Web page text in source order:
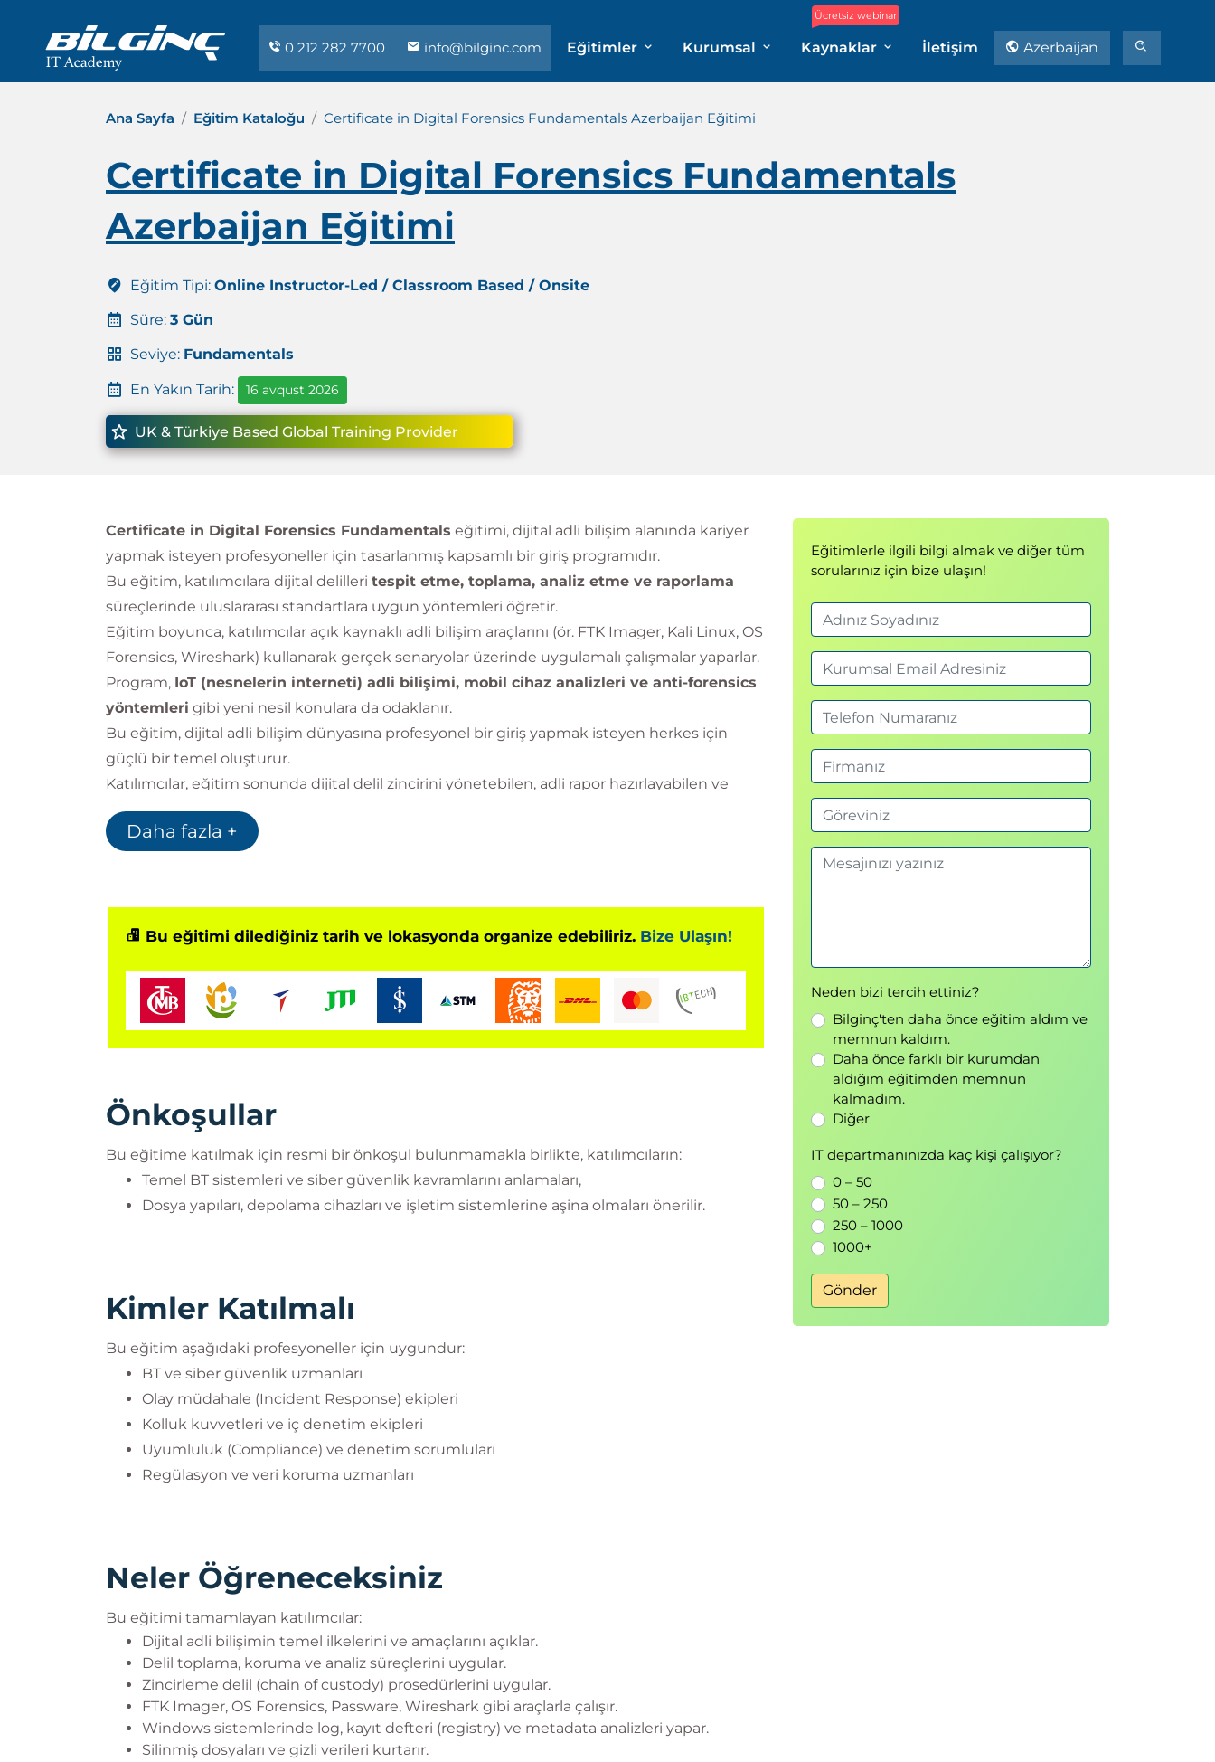
0 212 282 7700 info@bilginc.com Eğitimler Kurumsal
Ücretsiz webinar
Kaynaklar İletişim Azerbaijan
Ana Sayfa Eğitim Kataloğu Certificate in Digital Forensics Fundamentals Azerbaijan Eğitimi
Certificate in Digital Forensics Fundamentals
Azerbaijan Eğitimi
Eğitim Tipi: Online Instructor-Led / Classroom Based / Onsite
Süre: 3 Gün
Seviye: Fundamentals
En Yakın Tarih: 16 avqust 2026
UK & Türkiye Based Global Training Provider
Certificate in Digital Forensics Fundamentals eğitimi, dijital adli bilişim alanında kariyer
yapmak isteyen profesyoneller için tasarlanmış kapsamlı bir giriş programıdır.
Bu eğitim, katılımcılara dijital delilleri tespit etme, toplama, analiz etme ve raporlama
süreçlerinde uluslararası standartlara uygun yöntemleri öğretir.
Eğitim boyunca, katılımcılar açık kaynaklı adli bilişim araçlarını (ör. FTK Imager, Kali Linux, OS
Forensics, Wireshark) kullanarak gerçek senaryolar üzerinde uygulamalı çalışmalar yaparlar.
Program, IoT (nesnelerin interneti) adli bilişimi, mobil cihaz analizleri ve anti-forensics
yöntemleri gibi yeni nesil konulara da odaklanır.
Bu eğitim, dijital adli bilişim dünyasına profesyonel bir giriş yapmak isteyen herkes için
güçlü bir temel oluşturur.
Katılımcılar, eğitim sonunda dijital delil zincirini yönetebilen, adli rapor hazırlayabilen ve
siber olaylarda aktif rol alabilecek yetkinliğe ulaşır.
Daha fazla +
Bu eğitimi dilediğiniz tarih ve lokasyonda organize edebiliriz. Bize Ulaşın!
Önkoşullar
Bu eğitime katılmak için resmi bir önkoşul bulunmamakla birlikte, katılımcıların:
Temel BT sistemleri ve siber güvenlik kavramlarını anlamaları,
Dosya yapıları, depolama cihazları ve işletim sistemlerine aşina olmaları önerilir.
Kimler Katılmalı
Bu eğitim aşağıdaki profesyoneller için uygundur:
BT ve siber güvenlik uzmanları
Olay müdahale (Incident Response) ekipleri
Kolluk kuvvetleri ve iç denetim ekipleri
Uyumluluk (Compliance) ve denetim sorumluları
Regülasyon ve veri koruma uzmanları
Neler Öğreneceksiniz
Bu eğitimi tamamlayan katılımcılar:
Dijital adli bilişimin temel ilkelerini ve amaçlarını açıklar.
Delil toplama, koruma ve analiz süreçlerini uygular.
Zincirleme delil (chain of custody) prosedürlerini uygular.
FTK Imager, OS Forensics, Passware, Wireshark gibi araçlarla çalışır.
Windows sistemlerinde log, kayıt defteri (registry) ve metadata analizleri yapar.
Silinmiş dosyaları ve gizli verileri kurtarır.
Eğitimlerle ilgili bilgi almak ve diğer tüm
sorularınız için bize ulaşın!
Neden bizi tercih ettiniz?
Bilginç'ten daha önce eğitim aldım ve
memnun kaldım.
Daha önce farklı bir kurumdan
aldığım eğitimden memnun
kalmadım.
Diğer
IT departmanınızda kaç kişi çalışıyor?
0 – 50
50 – 250
250 – 1000
1000+
Gönder